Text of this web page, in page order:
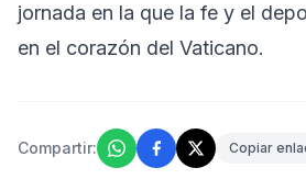
jornada en la que la fe y el
en el corazón del Vaticano.
Compartir: Copiar